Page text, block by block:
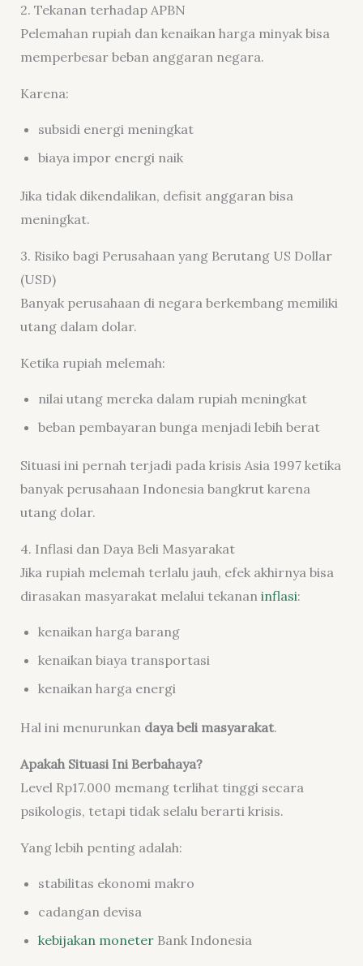
2. Tekanan terhadap APBN
Pelemahan rupiah dan kenaikan harga minyak bisa
memperbesar beban anggaran negara.
Karena:
subsidi energi meningkat
biaya impor energi naik
Jika tidak dikendalikan, defisit anggaran bisa
meningkat.
3. Risiko bagi Perusahaan yang Berutang US Dollar
(USD)
Banyak perusahaan di negara berkembang memiliki
utang dalam dolar.
Ketika rupiah melemah:
nilai utang mereka dalam rupiah meningkat
beban pembayaran bunga menjadi lebih berat
Situasi ini pernah terjadi pada krisis Asia 1997 ketika
banyak perusahaan Indonesia bangkrut karena
utang dolar.
4. Inflasi dan Daya Beli Masyarakat
Jika rupiah melemah terlalu jauh, efek akhirnya bisa
dirasakan masyarakat melalui tekanan inflasi:
kenaikan harga barang
kenaikan biaya transportasi
kenaikan harga energi
Hal ini menurunkan daya beli masyarakat.
Apakah Situasi Ini Berbahaya?
Level Rp17.000 memang terlihat tinggi secara
psikologis, tetapi tidak selalu berarti krisis.
Yang lebih penting adalah:
stabilitas ekonomi makro
cadangan devisa
kebijakan moneterBank Indonesia